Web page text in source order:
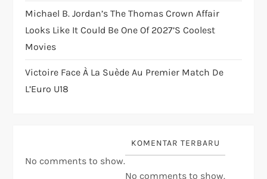
Michael B. Jordan’s The Thomas Crown Affair
Looks Like It Could Be One Of 2027’s Coolest
Movies
Victoire Face À La Suède Au Premier Match De
L’Euro U18
No comments to show.
KOMENTAR TERBARU
No comments to show.